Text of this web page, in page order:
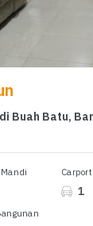
Carport
1